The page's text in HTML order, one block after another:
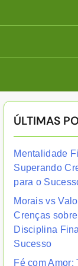
ÚLTIMAS
Mentalidade
Superando
para o
Morais vs
Crenças
Disciplina
Sucesso
Fé com Amor: